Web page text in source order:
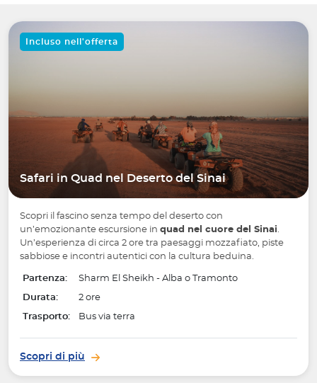
Incluso nell'offerta
Safari in Quad nel Deserto del Sinai
Scopri il fascino senza tempo del deserto con
un’emozionante escursione in quad nel cuore del Sinai.
Un’esperienza di circa 2 ore tra paesaggi mozzafiato, piste
sabbiose e incontri autentici con la cultura beduina.
Partenza: Sharm El Sheikh - Alba o Tramonto
Durata: 2 ore
Trasporto: Bus via terra
Scopri di più